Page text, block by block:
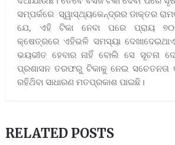
ସମ୍ପର୍କରେ ସ୍ୱାସ୍ଥ୍ୟକେନ୍ଦ୍ରର ଡାକ୍ତର
ଯେ, ଏହି ଟିକା ନେବା ପରେ ପ୍ରାୟ
କ୍ଷେତ୍ରରେ ଏହିଭଳି ସମସ୍ୟା
ଭୟଭୀତ ହେବାର ନାହିଁ ବୋଲି ସେ ସୂଚନା
ପ୍ରଶାସନ ତରଫରୁ ଟିକାକୁ ନେଇ ସଚେତନତା
ରହିଥ‌ିବା ସାଧାରଣ ମତପ୍ରକାଶ ପାଇଛି।
RELATED POSTS